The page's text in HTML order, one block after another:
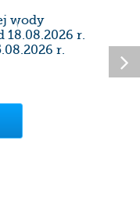
wody
r.
r.